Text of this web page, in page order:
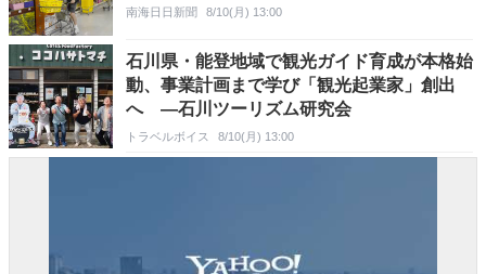
南海日日新聞 8/10(月) 13:00
石川県・能登地域で観光ガイド育成が本格始
動、事業計画まで学び「観光起業家」創出
へ ―石川ツーリズム研究会
トラベルボイス 8/10(月) 13:00